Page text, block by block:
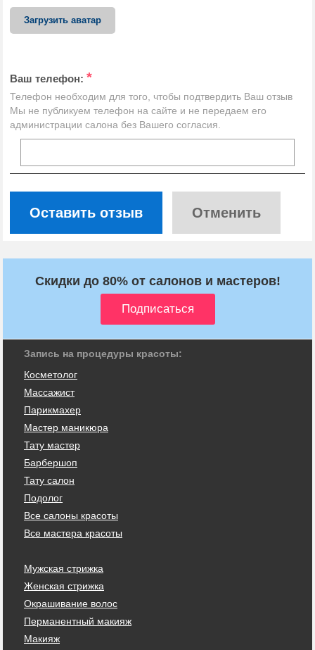
Загрузить аватар
Ваш телефон: *
Телефон необходим для того, чтобы подтвердить Ваш отзыв
Мы не публикуем телефон на сайте и не передаем его
администрации салона без Вашего согласия.
Оставить отзыв Отменить
Скидки до 80% от салонов и мастеров!
Запись на процедуры красоты:
Косметолог
Массажист
Парикмахер
Мастер маникюра
Тату мастер
Барбершоп
Тату салон
Подолог
Все салоны красоты
Все мастера красоты
Мужская стрижка
Женская стрижка
Окрашивание волос
Перманентный макияж
Макияж